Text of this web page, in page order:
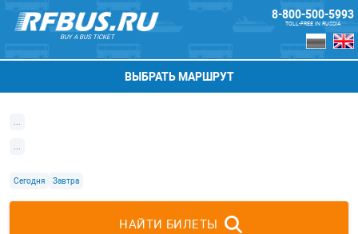
BUY A BUS TICKET
8-800-500-5993
TOLL-FREE IN RUSSIA
ВЫБРАТЬ МАРШРУТ
Сегодня Завтра
НАЙТИ БИЛЕТЫ